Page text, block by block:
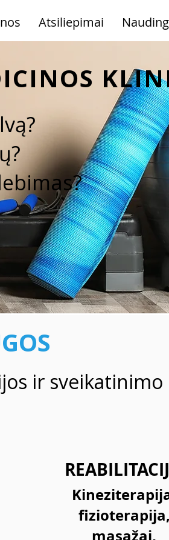
Atsiliepimai
ir sveikatinimo
fizioterapija,
masažai,